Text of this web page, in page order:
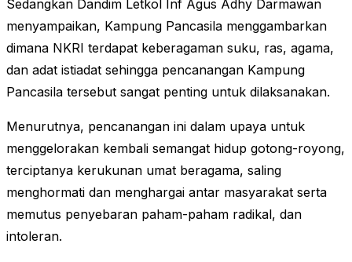
Sedangkan Dandim Letkol Inf Agus Adhy Darmawan
menyampaikan, Kampung Pancasila menggambarkan
dimana NKRI terdapat keberagaman suku, ras, agama,
dan adat istiadat sehingga pencanangan Kampung
Pancasila tersebut sangat penting untuk dilaksanakan.
Menurutnya, pencanangan ini dalam upaya untuk
menggelorakan kembali semangat hidup gotong-royong,
terciptanya kerukunan umat beragama, saling
menghormati dan menghargai antar masyarakat serta
memutus penyebaran paham-paham radikal, dan
intoleran.